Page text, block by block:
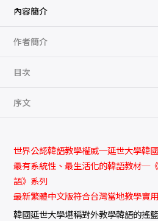
本
4
附
M
光
碟
）
內容簡介
作者簡介
目次
序文
世界公認韓語教學權威─延世大學韓
最有系統性、最生活化的韓語教材─
語》系列
最新繁體中文版符合台灣當地教學實
韓國延世大學堪稱對外教學韓語的搖